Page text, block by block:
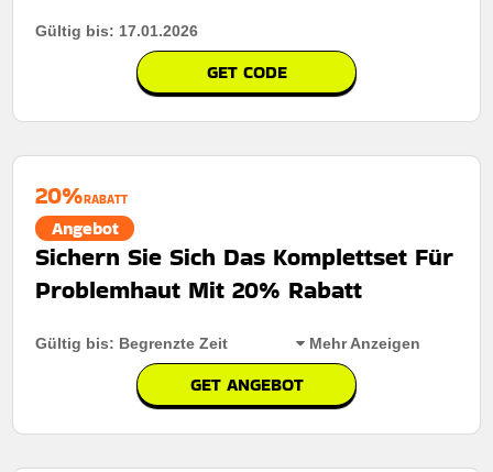
Gültig bis: 17.01.2026
GET CODE
20%RABATT
Angebot
Sichern Sie Sich Das Komplettset Für
Problemhaut Mit 20% Rabatt
Gültig bis: Begrenzte Zeit Mehr Anzeigen
GET ANGEBOT